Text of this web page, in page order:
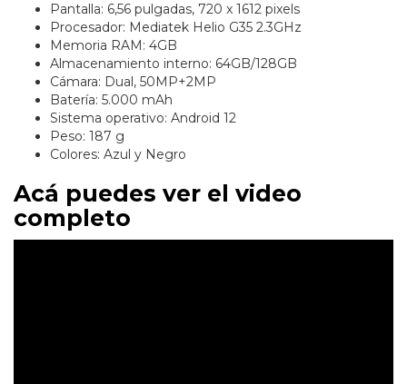
Pantalla: 6,56 pulgadas, 720 x 1612 pixels
Procesador: Mediatek Helio G35 2.3GHz
Memoria RAM: 4GB
Almacenamiento interno: 64GB/128GB
Cámara: Dual, 50MP+2MP
Batería: 5.000 mAh
Sistema operativo: Android 12
Peso: 187 g
Colores: Azul y Negro
Acá puedes ver el video
completo